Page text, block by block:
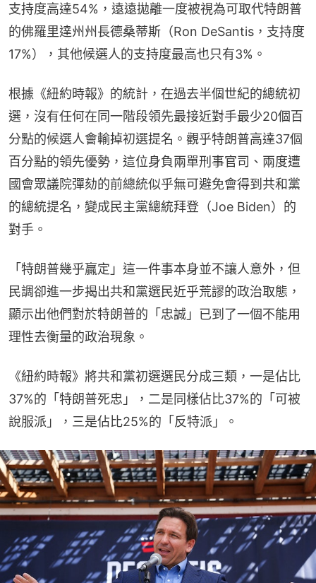
支持度高達54%，遠遠拋離一度被視為可取代特朗普
的佛羅里達州州長德桑蒂斯（Ron DeSantis，支持度
17%），其他候選人的支持度最高也只有3%。
根據《紐約時報》的統計，在過去半個世紀的總統初
選，沒有任何在同一階段領先最接近對手最少20個百
分點的候選人會輸掉初選提名。觀乎特朗普高達37個
百分點的領先優勢，這位身負兩單刑事官司、兩度遭
國會眾議院彈劾的前總統似乎無可避免會得到共和黨
的總統提名，變成民主黨總統拜登（Joe Biden）的
對手。
「特朗普幾乎贏定」這一件事本身並不讓人意外，但
民調卻進一步揭出共和黨選民近乎荒謬的政治取態，
顯示出他們對於特朗普的「忠誠」已到了一個不能用
理性去衡量的政治現象。
《紐約時報》將共和黨初選選民分成三類，一是佔比
37%的「特朗普死忠」，二是同樣佔比37%的「可被
說服派」，三是佔比25%的「反特派」。